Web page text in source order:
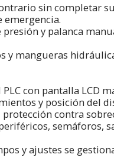
sin completar
emergencia.
y palanca
y mangueras
PLC con pantalla LCD
y posición del
protección contra
semáforos,
y ajustes se